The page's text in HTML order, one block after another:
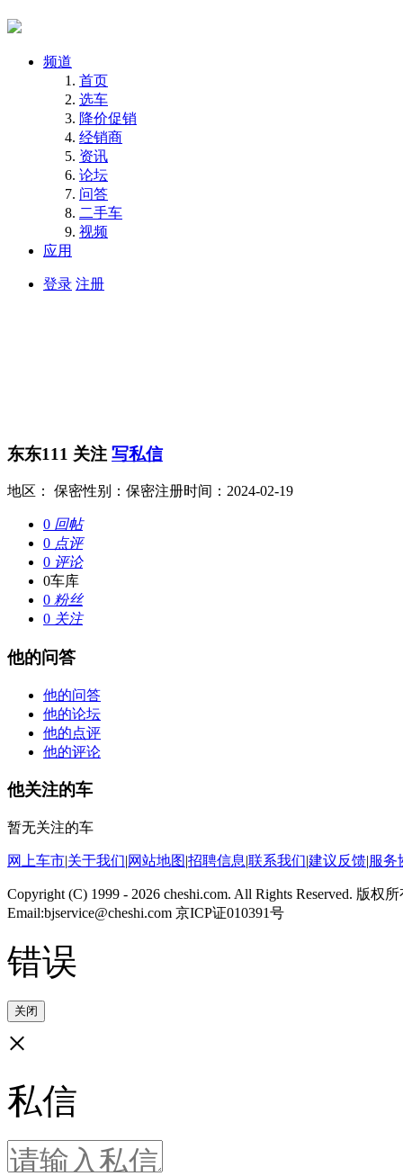
频道
首页
选车
降价促销
经销商
资讯
论坛
问答
二手车
视频
应用
登录 注册
东东111 关注 写私信
地区： 保密性别：保密注册时间：2024-02-19
0 回帖
0 点评
0 评论
0车库
0 粉丝
0 关注
他的问答
他的问答
他的论坛
他的点评
他的评论
他关注的车
暂无关注的车
网上车市|关于我们|网站地图|招聘信息|联系我们|建议反馈|服务
Copyright (C) 1999 - 2026 cheshi.com. All Rights Reserved. 版权
Email:bjservice@cheshi.com 京ICP证010391号
错误
关闭
×
私信